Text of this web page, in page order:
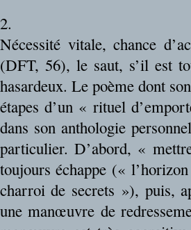
2.
Nécessité vitale, chance
(DFT, 56), le saut, s’il est
hasardeux. Le poème dont
étapes d’un « rituel
dans son anthologie
particulier. D’abord, «
toujours échappe («
charroi de secrets »), puis,
une manœuvre de